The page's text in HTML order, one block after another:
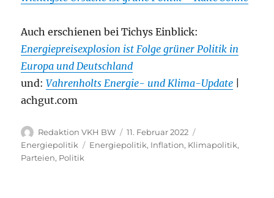
Auch erschienen bei Tichys Einblick:
Energiepreisexplosion ist Folge grüner Politik in
Europa und Deutschland
und:Vahrenholts Energie- und Klima-Update
achgut.com
Autor
Redaktion VKH BW
Veröffentlicht
am
11. Februar 2022
Energiepolitik
Schlagwörter
Energiepolitik, Inflation, Klimapolitik,
Parteien, Politik